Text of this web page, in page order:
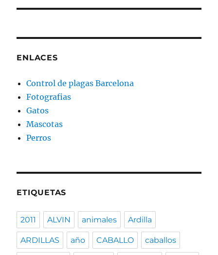
ENLACES
Control de plagas Barcelona
Fotografias
Gatos
Mascotas
Perros
ETIQUETAS
2011 ALVIN animales Ardilla
ARDILLAS año CABALLO caballos